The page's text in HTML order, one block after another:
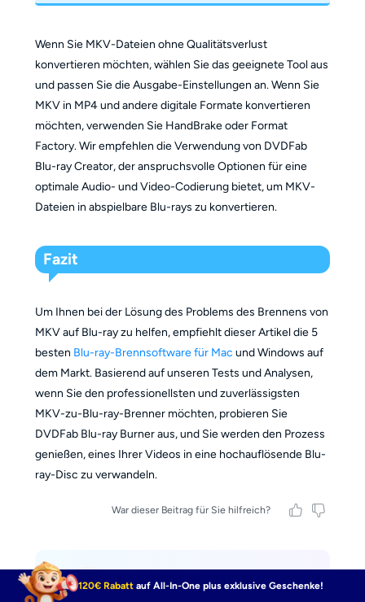
Wenn Sie MKV-Dateien ohne Qualitätsverlust
konvertieren möchten, wählen Sie das geeignete Tool aus
und passen Sie die Ausgabe-Einstellungen an. Wenn Sie
MKV in MP4 und andere digitale Formate konvertieren
möchten, verwenden Sie HandBrake oder Format
Factory. Wir empfehlen die Verwendung von DVDFab
Blu-ray Creator, der anspruchsvolle Optionen für eine
optimale Audio- und Video-Codierung bietet, um MKV-
Dateien in abspielbare Blu-rays zu konvertieren.
Fazit
Um Ihnen bei der Lösung des Problems des Brennens von
MKV auf Blu-ray zu helfen, empfiehlt dieser Artikel die 5
besten Blu-ray-Brennsoftware für Mac und Windows auf
dem Markt. Basierend auf unseren Tests und Analysen,
wenn Sie den professionellsten und zuverlässigsten
MKV-zu-Blu-ray-Brenner möchten, probieren Sie
DVDFab Blu-ray Burner aus, und Sie werden den Prozess
genießen, eines Ihrer Videos in eine hochauflösende Blu-
ray-Disc zu verwandeln.
War dieser Beitrag für Sie hilfreich?
120€ Rabatt auf All-In-One plus exklusive Geschenke!